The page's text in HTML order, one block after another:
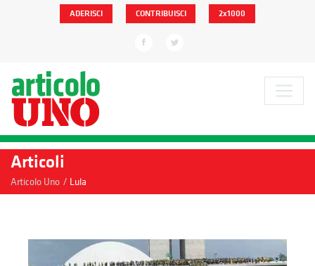
ADERISCI CONTRIBUISCI 2x1000
Articoli
Articolo Uno / Lula